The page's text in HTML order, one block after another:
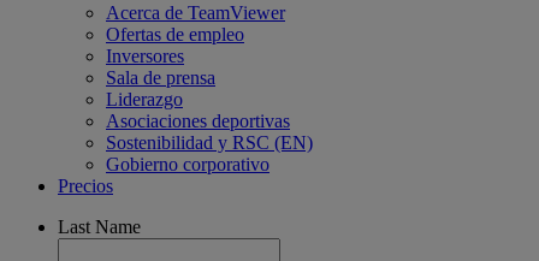
Acerca de TeamViewer
Ofertas de empleo
Inversores
Sala de prensa
Liderazgo
Asociaciones deportivas
Sostenibilidad y RSC (EN)
Gobierno corporativo
Precios
Last Name